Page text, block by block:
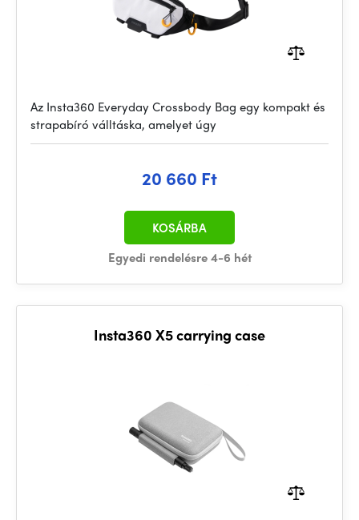
Az Insta360 Everyday Crossbody Bag egy kompakt és
strapabíró válltáska, amelyet úgy
20 660 Ft
Egyedi rendelésre 4-6 hét
KOSÁRBA
Insta360 X5 carrying case